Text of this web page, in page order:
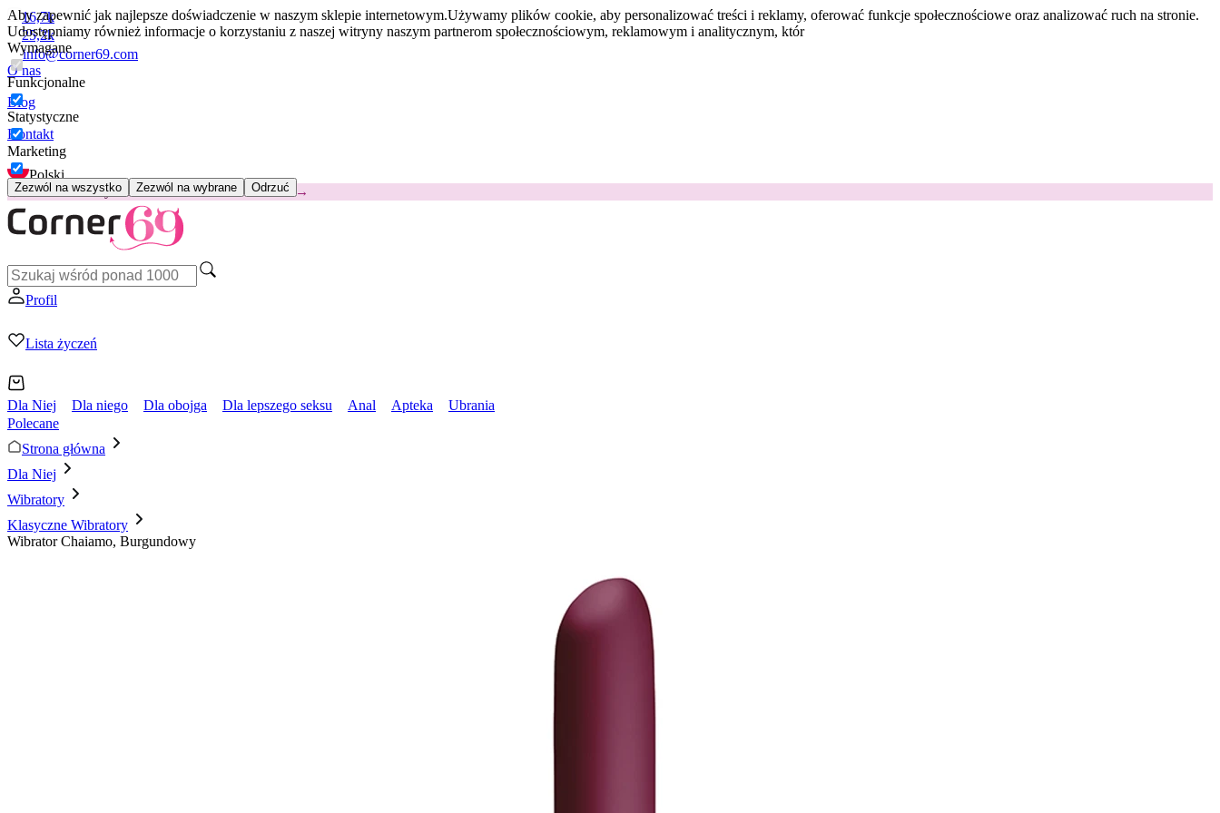
Aby zapewnić jak najlepsze doświadczenie w naszym sklepie internetowym.Używamy plików cookie, aby personalizować treści i reklamy, oferować funkcje społecznościowe oraz analizować ruch na stronie.
Udostępniamy również informacje o korzystaniu z naszej witryny naszym partnerom społecznościowym, reklamowym i analitycznym, któr
Wymagane
Funkcjonalne
Statystyczne
Marketing
Zezwól na wszystko Zezwól na wybrane Odrzuć
16,7k
25,2k
info@corner69.com
O nas
Blog
Kontakt
Polski
😽Svakom Klitty: 65 zł TANIEJKod: KLITTY →
Profil
Lista życzeń
Dla Niej Dla niego Dla obojga Dla lepszego seksu Anal Apteka
Ubrania
Polecane
Strona główna
Dla Niej
Wibratory
Klasyczne Wibratory
Wibrator Chaiamo, Burgundowy